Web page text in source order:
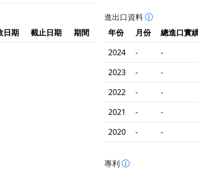
日期 截止日期 期間
進出口資料
年份
月份 總進口實
2024
- -
2023
- -
2022
- -
2021
- -
2020
- -
專利